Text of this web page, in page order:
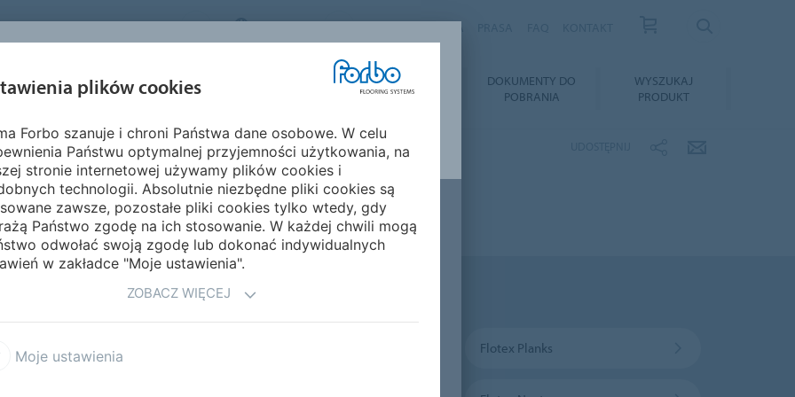
FORBO FLOORING SYSTEMS POLAND
INSPIRACJE I
REALIZACJE
MONTAŻ I
PIELĘGNACJA
DOKUMENTY DO
POBRANIA
WYSZUKAJ
PRODUKT
Flotex Advance
FLOKOWANE
FLOKOWANE FLOTEX
Advance Flotex Planks
plików cookies
Forbo szanuje i chroni Państwa dane osobowe. W celu
Państwu optymalnej przyjemności użytkowania, na
stronie internetowej używamy plików cookies i
technologii. Absolutnie niezbędne pliki cookies są
zawsze, pozostałe pliki cookies tylko wtedy, gdy
Państwo zgodę na ich stosowanie. W każdej chwili mogą
odwołać swoją zgodę lub dokonać indywidualnych
w zakładce "Moje ustawienia".
ZOBACZ WIĘCEJ
Moje ustawienia